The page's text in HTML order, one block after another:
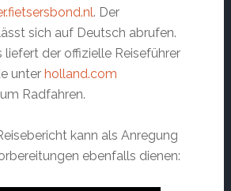
. Der
sich auf Deutsch abrufen.
liefert der offizielle Reiseführer
unter holland.com
Radfahren.
kann als Anregung
ebenfalls dienen: